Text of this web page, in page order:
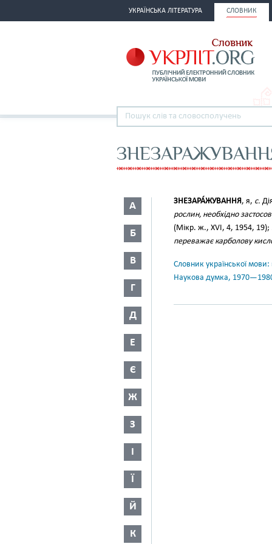
УКРАЇНСЬКА ЛІТЕРАТУРА СЛОВНИК
А
Б
В
Г
Д
Е
Є
Ж
З
І
Ї
Й
К
ЗНЕЗАРА́ЖУВАННЯ, я, с.
рослин, необхідно
(Мікр. ж., XVI, 4, 1954, 19);
переважає карболову
Словник української
Наукова думка,